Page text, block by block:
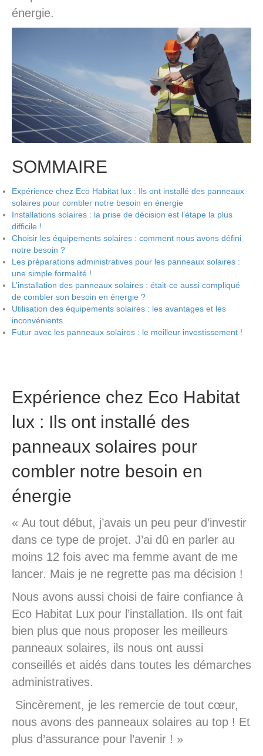
énergie.
SOMMAIRE
Expérience chez Eco Habitat lux : Ils ont installé des panneaux
solaires pour combler notre besoin en énergie
Installations solaires : la prise de décision est l’étape la plus
difficile !
Choisir les équipements solaires : comment nous avons défini
notre besoin ?
Les préparations administratives pour les panneaux solaires :
une simple formalité !
L’installation des panneaux solaires : était-ce aussi compliqué
de combler son besoin en énergie ?
Utilisation des équipements solaires : les avantages et les
inconvénients
Futur avec les panneaux solaires : le meilleur investissement !
Expérience chez Eco Habitat
lux : Ils ont installé des
panneaux solaires pour
combler notre besoin en
énergie
« Au tout début, j’avais un peu peur d’investir
dans ce type de projet. J’ai dû en parler au
moins 12 fois avec ma femme avant de me
lancer. Mais je ne regrette pas ma décision !
Nous avons aussi choisi de faire confiance à
Eco Habitat Lux pour l’installation. Ils ont fait
bien plus que nous proposer les meilleurs
panneaux solaires, ils nous ont aussi
conseillés et aidés dans toutes les démarches
administratives.
Sincèrement, je les remercie de tout cœur,
nous avons des panneaux solaires au top ! Et
plus d’assurance pour l’avenir ! »